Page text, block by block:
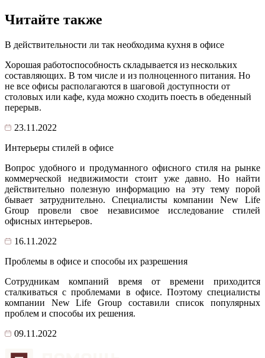
Читайте также
В действительности ли так необходима кухня в офисе
Хорошая работоспособность складывается из нескольких
составляющих. В том числе и из полноценного питания. Но
не все офисы располагаются в шаговой доступности от
столовых или кафе, куда можно сходить поесть в обеденный
перерыв.
23.11.2022
Интерьеры стилей в офисе
Вопрос удобного и продуманного офисного стиля на рынке
коммерческой недвижимости стоит уже давно. Но найти
действительно полезную информацию на эту тему порой
бывает затруднительно. Специалисты компании New Life
Group провели свое независимое исследование стилей
офисных интерьеров.
16.11.2022
Проблемы в офисе и способы их разрешения
Сотрудникам компаний время от времени приходится
сталкиваться с проблемами в офисе. Поэтому специалисты
компании New Life Group составили список популярных
проблем и способы их решения.
09.11.2022